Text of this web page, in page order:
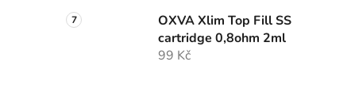
OXVA Xlim Top Fill SS
cartridge 0,8ohm 2ml
99 Kč